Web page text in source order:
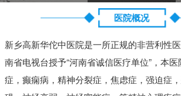
医院概况
新乡高新华佗中医院是一所正规的非营利性
南省电视台授予“河南省诚信医疗单位”，本
症，癫痫病，精神分裂症，焦虑症，强迫症